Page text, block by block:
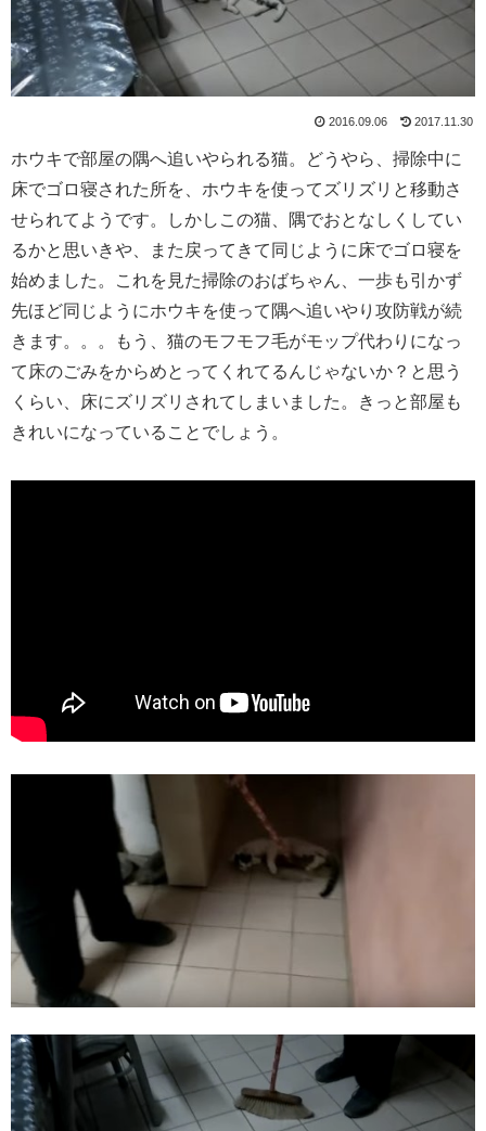
2016.09.06 2017.11.30
ホウキで部屋の隅へ追いやられる猫。どうやら、掃除中に
床でゴロ寝された所を、ホウキを使ってズリズリと移動さ
せられてようです。しかしこの猫、隅でおとなしくしてい
るかと思いきや、また戻ってきて同じように床でゴロ寝を
始めました。これを見た掃除のおばちゃん、一歩も引かず
先ほど同じようにホウキを使って隅へ追いやり攻防戦が続
きます。。。もう、猫のモフモフ毛がモップ代わりになっ
て床のごみをからめとってくれてるんじゃないか？と思う
くらい、床にズリズリされてしまいました。きっと部屋も
きれいになっていることでしょう。